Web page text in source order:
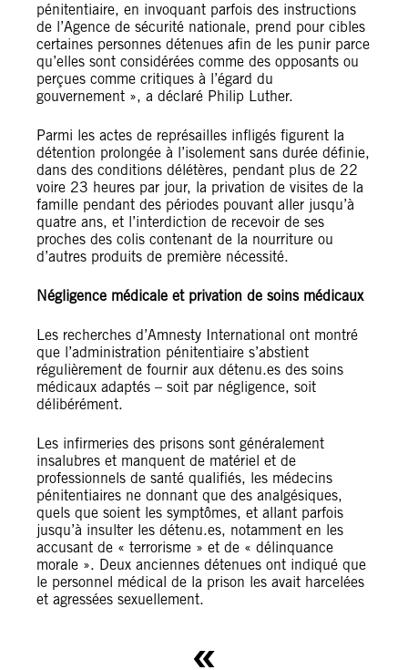
pénitentiaire, en invoquant parfois des instructions
de l’Agence de sécurité nationale, prend pour cibles
certaines personnes détenues afin de les punir parce
qu’elles sont considérées comme des opposants ou
perçues comme critiques à l’égard du
gouvernement », a déclaré Philip Luther.
Parmi les actes de représailles infligés figurent la
détention prolongée à l’isolement sans durée définie,
dans des conditions délétères, pendant plus de 22
voire 23 heures par jour, la privation de visites de la
famille pendant des périodes pouvant aller jusqu’à
quatre ans, et l’interdiction de recevoir de ses
proches des colis contenant de la nourriture ou
d’autres produits de première nécessité.
Négligence médicale et privation de soins médicaux
Les recherches d’Amnesty International ont montré
que l’administration pénitentiaire s’abstient
régulièrement de fournir aux détenu.es des soins
médicaux adaptés – soit par négligence, soit
délibérément.
Les infirmeries des prisons sont généralement
insalubres et manquent de matériel et de
professionnels de santé qualifiés, les médecins
pénitentiaires ne donnant que des analgésiques,
quels que soient les symptômes, et allant parfois
jusqu’à insulter les détenu.es, notamment en les
accusant de « terrorisme » et de « délinquance
morale ». Deux anciennes détenues ont indiqué que
le personnel médical de la prison les avait harcelées
et agressées sexuellement.